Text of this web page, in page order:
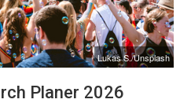
Lukas S./Unsplash
Planer 2026